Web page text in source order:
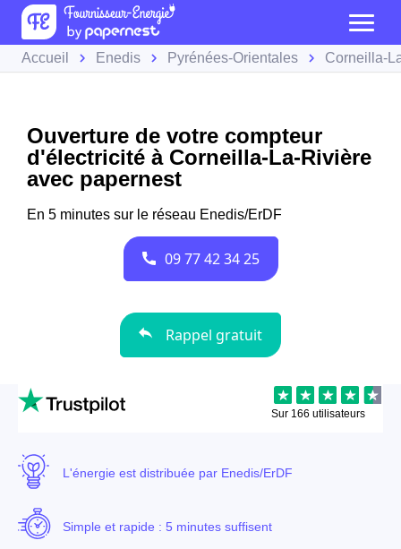
Accueil Enedis Pyrénées-Orientales Corneilla-